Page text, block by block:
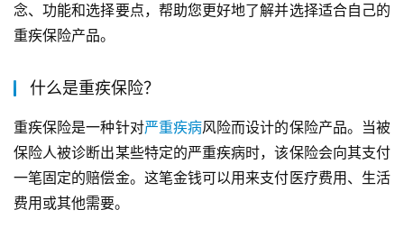
念、功能和选择要点，帮助您更好地了解并选择适合自己的
重疾保险产品。
什么是重疾保险？
重疾保险是一种针对严重疾病风险而设计的保险产品。当被
保险人被诊断出某些特定的严重疾病时，该保险会向其支付
一笔固定的赔偿金。这笔金钱可以用来支付医疗费用、生活
费用或其他需要。